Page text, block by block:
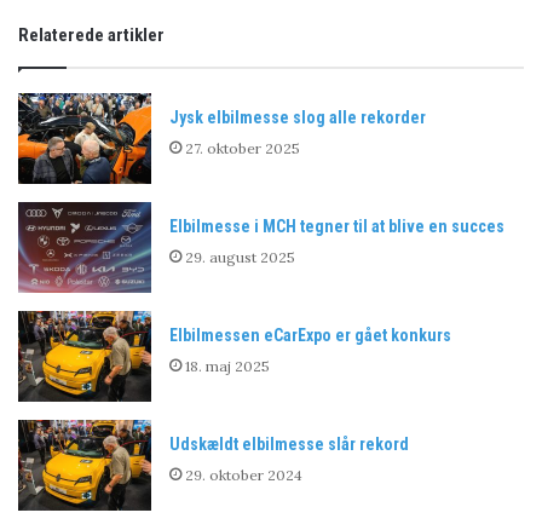
Relaterede artikler
Jysk elbilmesse slog alle rekorder
27. oktober 2025
Elbilmesse i MCH tegner til at blive en succes
29. august 2025
Elbilmessen eCarExpo er gået konkurs
18. maj 2025
Udskældt elbilmesse slår rekord
29. oktober 2024